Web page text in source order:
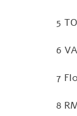
5
6
7
8